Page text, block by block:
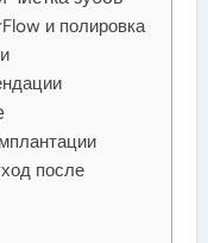
и полировка
после